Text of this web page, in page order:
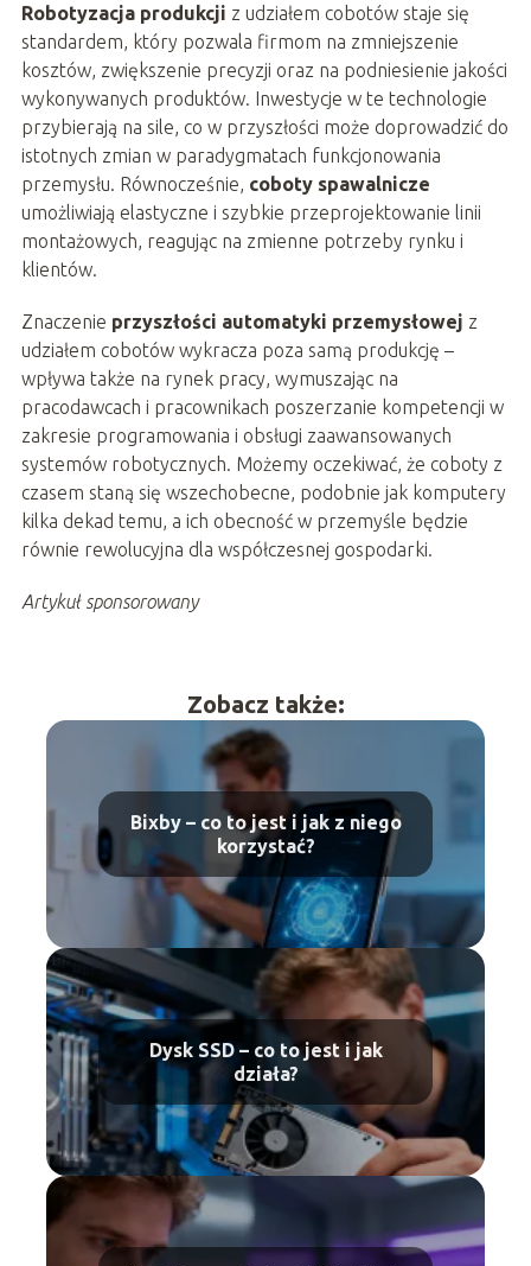
Robotyzacja produkcji z udziałem cobotów staje się
standardem, który pozwala firmom na zmniejszenie
kosztów, zwiększenie precyzji oraz na podniesienie jakości
wykonywanych produktów. Inwestycje w te technologie
przybierają na sile, co w przyszłości może doprowadzić do
istotnych zmian w paradygmatach funkcjonowania
przemysłu. Równocześnie, coboty spawalnicze
umożliwiają elastyczne i szybkie przeprojektowanie linii
montażowych, reagując na zmienne potrzeby rynku i
klientów.
Znaczenie przyszłości automatyki przemysłowej z
udziałem cobotów wykracza poza samą produkcję –
wpływa także na rynek pracy, wymuszając na
pracodawcach i pracownikach poszerzanie kompetencji w
zakresie programowania i obsługi zaawansowanych
systemów robotycznych. Możemy oczekiwać, że coboty z
czasem staną się wszechobecne, podobnie jak komputery
kilka dekad temu, a ich obecność w przemyśle będzie
równie rewolucyjna dla współczesnej gospodarki.
Artykuł sponsorowany
Zobacz także:
Bixby – co to jest i jak z niego
korzystać?
Dysk SSD – co to jest i jak
działa?